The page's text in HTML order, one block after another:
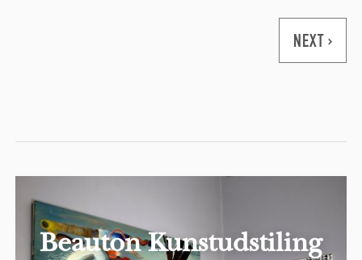
NEXT ›
Beauton Kunstudstiling